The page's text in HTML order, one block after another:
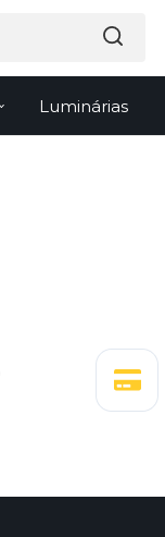
Luminárias